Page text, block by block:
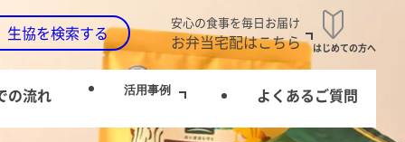
生協を検索する 安心の食事を毎日お届け
お弁当宅配はこちら はじめての方へ
の流れ 活用事例 よくあるご質問